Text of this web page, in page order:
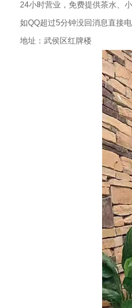
24小时营业，免费提供茶水、
如QQ超过5分钟没回消息直接
地址：武侯区红牌楼